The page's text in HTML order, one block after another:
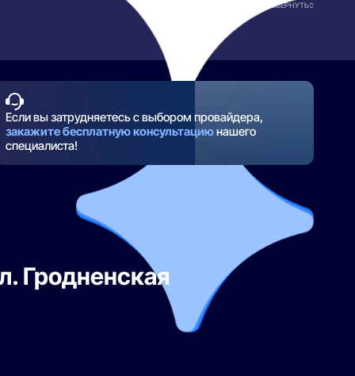
РАЗВЕРНУТЬ
Если вы затрудняетесь с выбором провайдера,
закажите бесплатную консультациюнашего
специалиста!
Гродненская